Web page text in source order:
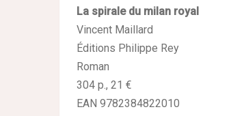
La spirale du milan royal
Vincent Maillard
Éditions Philippe Rey
Roman
304 p., 21 €
EAN 9782384822010